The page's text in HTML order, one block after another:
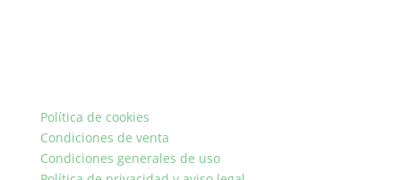
Política de cookies
Condiciones de venta
Condiciones generales de uso